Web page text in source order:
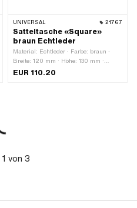
UNIVERSAL 21767
Satteltasche «Square»
braun Echtleder
Material: Echtleder · Farbe: braun ·
Breite: 120 mm · Höhe: 130 mm ·
Gesamtlänge: 260 mm ·
EUR 110.20
1 von 3